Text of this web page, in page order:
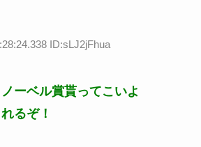
ID:sLJ2jFhua
ーベル賞貰ってこいよ
るぞ！